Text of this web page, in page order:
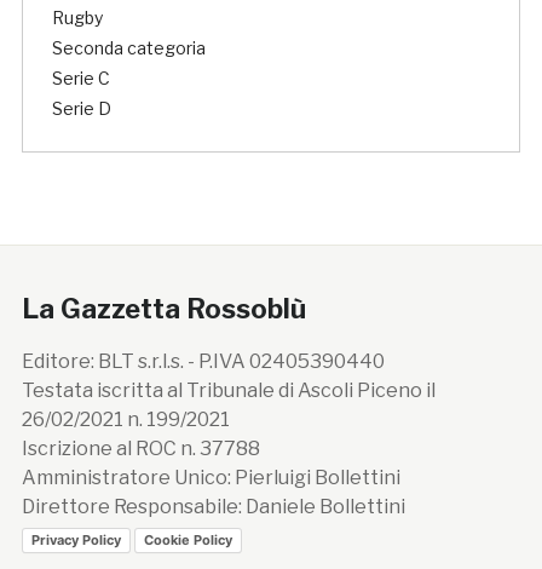
Rugby
Seconda categoria
Serie C
Serie D
La Gazzetta Rossoblù
Editore: BLT s.r.l.s. - P.IVA 02405390440
Testata iscritta al Tribunale di Ascoli Piceno il
26/02/2021 n. 199/2021
Iscrizione al ROC n. 37788
Amministratore Unico: Pierluigi Bollettini
Direttore Responsabile: Daniele Bollettini
Privacy Policy Cookie Policy